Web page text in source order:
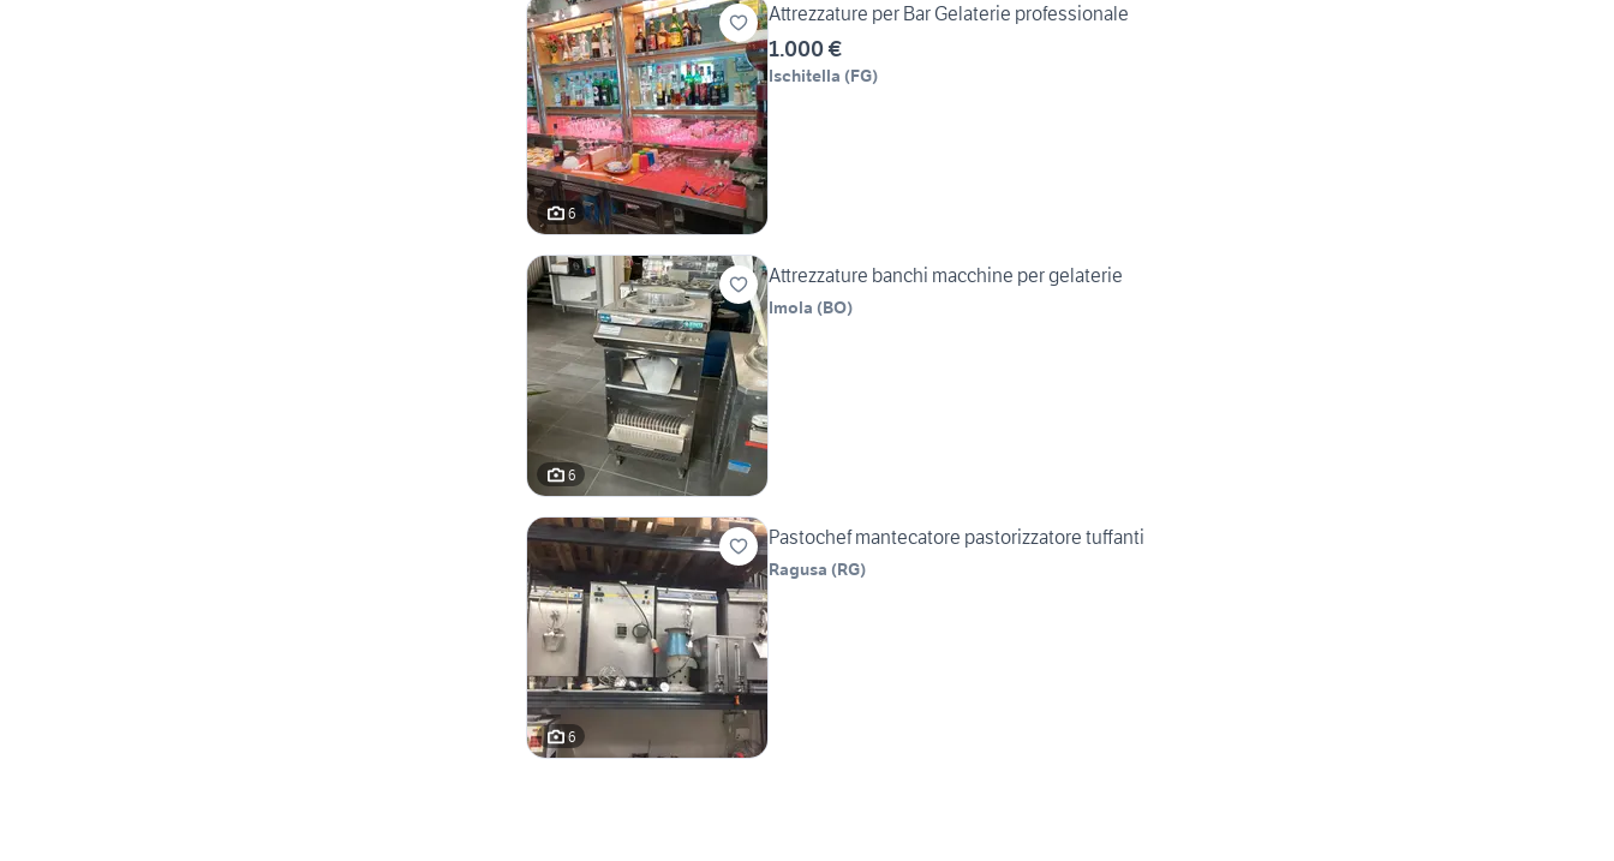
6
Attrezzature per Bar Gelaterie professionale
1.000 €
Ischitella (FG)
6
Attrezzature banchi macchine per gelaterie
Imola (BO)
6
Pastochef mantecatore pastorizzatore tuffanti
Ragusa (RG)